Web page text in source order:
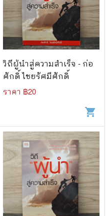
วิถีผู้นำสู่ความสำเร็จ - ก่อ
ศักดิ์ ไชยรัศมีศักดิ์
ราคา ฿20
shopping_cart